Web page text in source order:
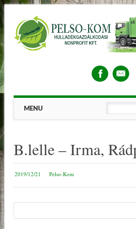
Main menu
MENU
B.lelle – Irma,
2019/12/21 Pelso-Kom